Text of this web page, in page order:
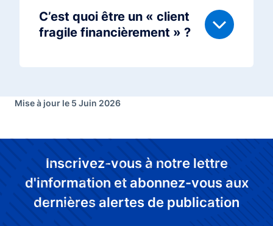
C’est quoi être un « client
fragile financièrement » ?
Mise à jour le 5 Juin 2026
Inscrivez-vous à notre lettre
d'information et abonnez-vous aux
dernières alertes de publication